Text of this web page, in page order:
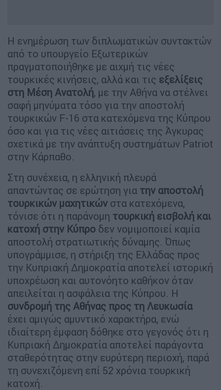
Η ενημέρωση των διπλωματικών συντακτών
από το υπουργείο Εξωτερικών
πραγματοποιήθηκε με αιχμή τις νέες
τουρκικές κινήσεις, αλλά και τις εξελίξεις
στη Μέση Ανατολή, με την Αθήνα να στέλνει
σαφή μηνύματα τόσο για την αποστολή
τουρκικών F-16 στα κατεχόμενα της Κύπρου
όσο και για τις νέες αιτιάσεις της Άγκυρας
σχετικά με την ανάπτυξη συστημάτων Patriot
στην Κάρπαθο.
Στη συνέχεια, η ελληνική πλευρά
απαντώντας σε ερώτηση για την αποστολή
τουρκικών μαχητικών στα κατεχόμενα,
τόνισε ότι η παράνομη τουρκική εισβολή και
κατοχή στην Κύπρο δεν νομιμοποιεί καμία
αποστολή στρατιωτικής δύναμης. Όπως
υπογράμμισε, η στήριξη της Ελλάδας προς
την Κυπριακή Δημοκρατία αποτελεί ιστορική
υποχρέωση και αυτονόητο καθήκον όταν
απειλείται η ασφάλεια της Κύπρου. Η
συνδρομή της Αθήνας προς τη Λευκωσία
έχει αμιγώς αμυντικό χαρακτήρα, ενώ
ιδιαίτερη έμφαση δόθηκε στο γεγονός ότι η
Κυπριακή Δημοκρατία αποτελεί παράγοντα
σταθερότητας στην ευρύτερη περιοχή, παρά
τη συνεχιζόμενη επί 52 χρόνια τουρκική
κατοχή.